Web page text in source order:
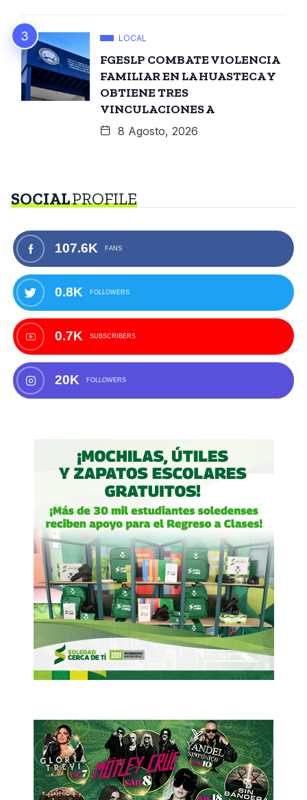
LOCAL
FGESLP COMBATE VIOLENCIA
FAMILIAR EN LA HUASTECA Y
OBTIENE TRES
VINCULACIONES A
8 Agosto, 2026
SOCIALPROFILE
107.6K FANS
0.8K FOLLOWERS
0.7K SUBSCRIBERS
20K FOLLOWERS